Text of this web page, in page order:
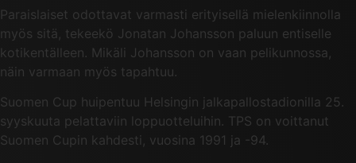
Paraislaiset odottavat varmasti erityisellä mielenkiinnolla
myös sitä, tekeekö Jonatan Johansson paluun entiselle
kotikentälleen. Mikäli Johansson on vaan pelikunnossa,
näin varmaan myös tapahtuu.
Suomen Cup huipentuu Helsingin jalkapallostadionilla 25.
syyskuuta pelattaviin loppuotteluihin. TPS on voittanut
Suomen Cupin kahdesti, vuosina 1991 ja -94.